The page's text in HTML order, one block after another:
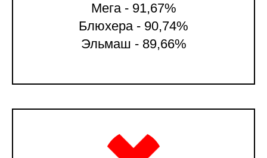
Мега - 91,67%
Блюхера - 90,74%
Эльмаш - 89,66%